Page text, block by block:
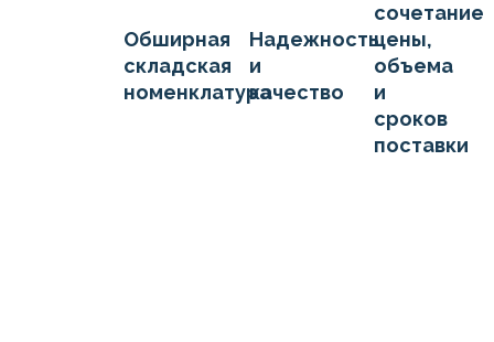
Обширная
складская
номенклатура
Надежность
и
качество
сочетание
цены,
объема
и
сроков
поставки